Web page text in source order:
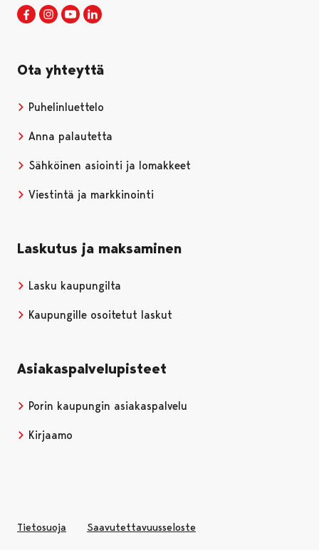
Porin kaupunki Facebookissa
Avautuu uudessa välilehdessä
Porin kaupunki Instagramissa
Avautuu uudessa välilehdessä
Porin kaupunki Youtubessa
Avautuu uudessa välilehdessä
Ota yhteyttä
Puhelinluettelo
Anna palautetta
Sähköinen asiointi ja lomakkeet
Viestintä ja markkinointi
Laskutus ja maksaminen
Lasku kaupungilta
Kaupungille osoitetut laskut
Asiakaspalvelupisteet
Porin kaupungin asiakaspalvelu
Kirjaamo
Tietosuoja Saavutettavuusseloste